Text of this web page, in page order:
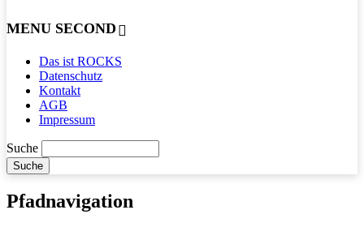
MENU SECOND
Das ist ROCKS
Datenschutz
Kontakt
AGB
Impressum
Suche
Pfadnavigation